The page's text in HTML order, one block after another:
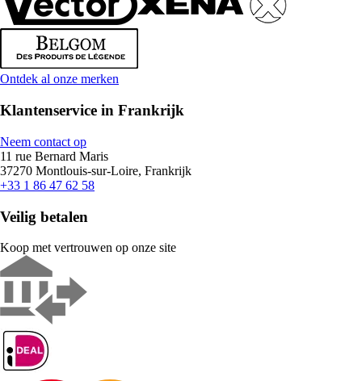
Ontdek al onze merken
Klantenservice in Frankrijk
Neem contact op
11 rue Bernard Maris
37270 Montlouis-sur-Loire, Frankrijk
+33 1 86 47 62 58
Veilig betalen
Koop met vertrouwen op onze site